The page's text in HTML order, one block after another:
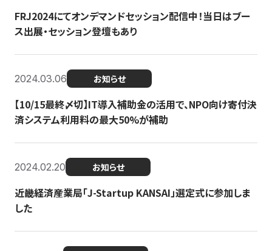
FRJ2024にてオンデマンドセッション配信中！当日はブー
ス出展・セッション登壇もあり
2024.03.06 お知らせ
【10/15最終〆切】IT導入補助金の活用で、NPO向け寄付決
済システム利用料の最大50%が補助
2024.02.20 お知らせ
近畿経済産業局「J-Startup KANSAI」選定式に参加しま
した